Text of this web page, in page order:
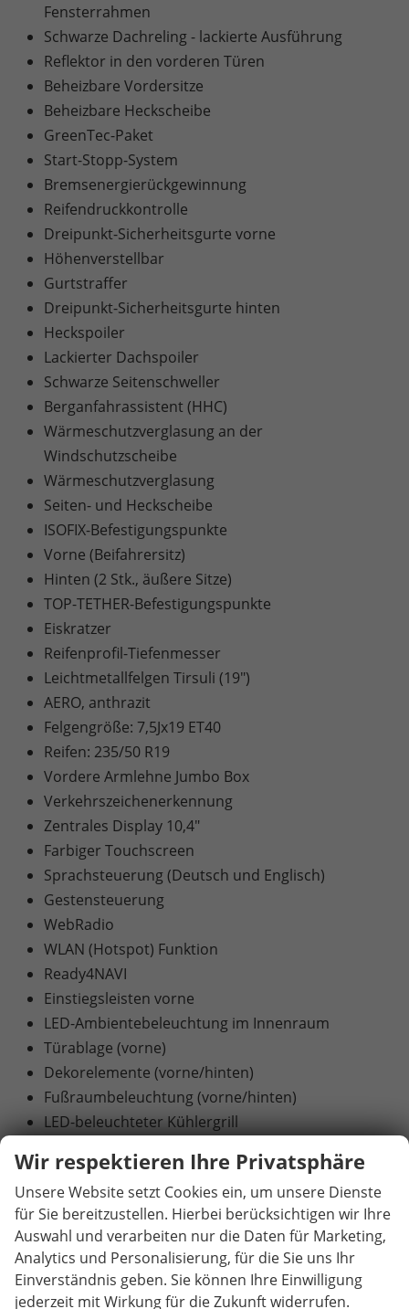
Fensterrahmen
Schwarze Dachreling - lackierte Ausführung
Reflektor in den vorderen Türen
Beheizbare Vordersitze
Beheizbare Heckscheibe
GreenTec-Paket
Start-Stopp-System
Bremsenergierückgewinnung
Reifendruckkontrolle
Dreipunkt-Sicherheitsgurte vorne
Höhenverstellbar
Gurtstraffer
Dreipunkt-Sicherheitsgurte hinten
Heckspoiler
Lackierter Dachspoiler
Schwarze Seitenschweller
Berganfahrassistent (HHC)
Wärmeschutzverglasung an der
Windschutzscheibe
Wärmeschutzverglasung
Seiten- und Heckscheibe
ISOFIX-Befestigungspunkte
Vorne (Beifahrersitz)
Hinten (2 Stk., äußere Sitze)
TOP-TETHER-Befestigungspunkte
Eiskratzer
Reifenprofil-Tiefenmesser
Leichtmetallfelgen Tirsuli (19")
AERO, anthrazit
Felgengröße: 7,5Jx19 ET40
Reifen: 235/50 R19
Vordere Armlehne Jumbo Box
Verkehrszeichenerkennung
Zentrales Display 10,4"
Farbiger Touchscreen
Sprachsteuerung (Deutsch und Englisch)
Gestensteuerung
WebRadio
WLAN (Hotspot) Funktion
Ready4NAVI
Einstiegsleisten vorne
LED-Ambientebeleuchtung im Innenraum
Türablage (vorne)
Dekorelemente (vorne/hinten)
Fußraumbeleuchtung (vorne/hinten)
LED-beleuchteter Kühlergrill
Fahrerairbag
Beifahrerairbag (deaktivierbar)
Vorhangairbags vorne und hinten
Seitenairbags vorne (Fahrer- und Beifahrerseite)
Mittelairbag vorne (Fahrerseite)
Stoßfänger, Schweller - SportLine Design
Wir respektieren Ihre Privatsphäre
Unsere Website setzt Cookies ein, um unsere Dienste
für Sie bereitzustellen. Hierbei berücksichtigen wir Ihre
Auswahl und verarbeiten nur die Daten für Marketing,
Analytics und Personalisierung, für die Sie uns Ihr
Einverständnis geben. Sie können Ihre Einwilligung
jederzeit mit Wirkung für die Zukunft widerrufen.